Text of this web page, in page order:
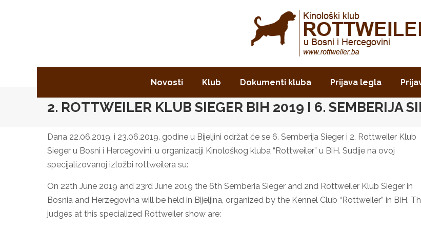
Novosti Klub Dokumenti kluba Prijava legla
2. ROTTWEILER KLUB SIEGER BIH 2019 I 6. SEMBERIJA
Dana 22.06.2019. i 23.06.2019. godine u Bijeljini održat će se 6. Semberija Sieger i 2. Rottweiler Klub
Sieger u Bosni i Hercegovini, u organizaciji Kinološkog kluba “Rottweiler” u BiH. Sudije na ovoj
specijalizovanoj izložbi rottweilera su:
On 22th June 2019 and 23rd June 2019 the 6th Semberia Sieger and 2nd Rottweiler Klub Sieger in
Bosnia and Herzegovina will be held in Bijeljina, organized by the Kennel Club “Rottweiler” in BiH.
judges at this specialized Rottweiler show are: